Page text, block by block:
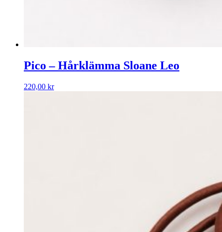
Pico – Hårklämma Sloane Leo
220,00 kr